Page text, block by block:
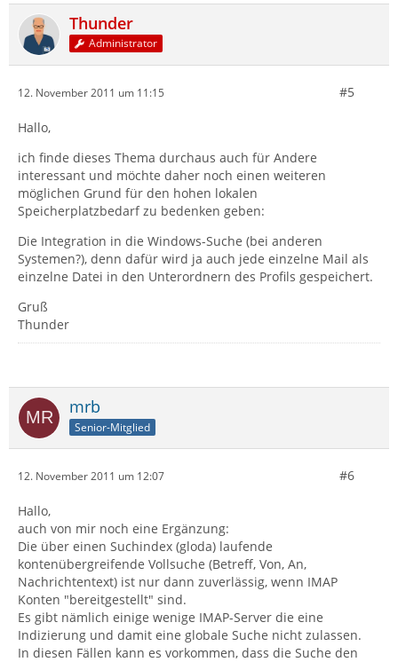
Thunder
Administrator
12. November 2011 um 11:15 #5
Hallo,
ich finde dieses Thema durchaus auch für Andere
interessant und möchte daher noch einen weiteren
möglichen Grund für den hohen lokalen
Speicherplatzbedarf zu bedenken geben:
Die Integration in die Windows-Suche (bei anderen
Systemen?), denn dafür wird ja auch jede einzelne Mail als
einzelne Datei in den Unterordnern des Profils gespeichert.
Gruß
Thunder
mrb
Senior-Mitglied
12. November 2011 um 12:07 #6
Hallo,
auch von mir noch eine Ergänzung:
Die über einen Suchindex (gloda) laufende
kontenübergreifende Vollsuche (Betreff, Von, An,
Nachrichtentext) ist nur dann zuverlässig, wenn IMAP
Konten "bereitgestellt" sind.
Es gibt nämlich einige wenige IMAP-Server die eine
Indizierung und damit eine globale Suche nicht zulassen.
In diesen Fällen kann es vorkommen, dass die Suche den